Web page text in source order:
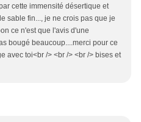
cette immensité désertique et
sable fin..., je ne crois pas que je
ce n'est que l'avis d'une
bougé beaucoup....merci pour ce
avec toi<br /> <br /> <br /> bises et